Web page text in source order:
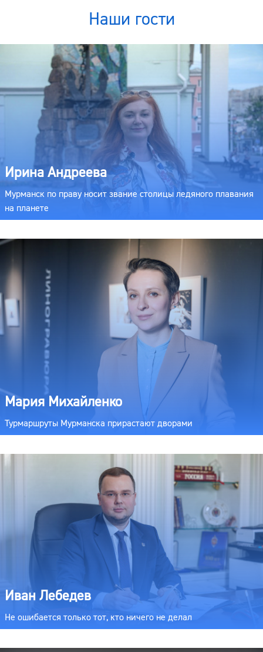
Наши гости
Ирина Андреева
Мурманск по праву носит звание столицы ледяного плавания
на планете
Мария Михайленко
Турмаршруты Мурманска прирастают дворами
Иван Лебедев
Не ошибается только тот, кто ничего не делал